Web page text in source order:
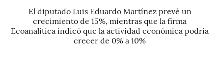
El diputado Luis Eduardo Martínez prevé un
crecimiento de 15%, mientras que la firma
Ecoanalítica indicó que la actividad económica podría
crecer de 0% a 10%